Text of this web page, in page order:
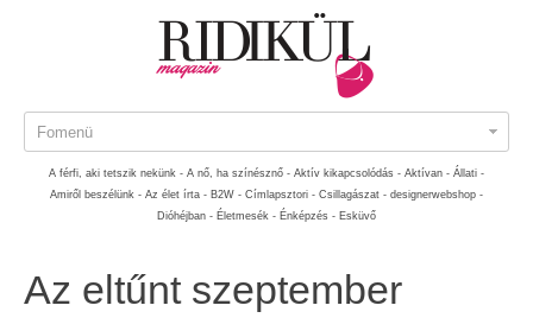
Fomenü
A férfi, aki tetszik nekünk - A nő, ha színésznő - Aktív kikapcsolódás - Aktívan - Állati -
Amiről beszélünk - Az élet írta - B2W - Címlapsztori - Csillagászat - designerwebshop -
Dióhéjban - Életmesék - Énképzés - Esküvő
Az eltűnt szeptember